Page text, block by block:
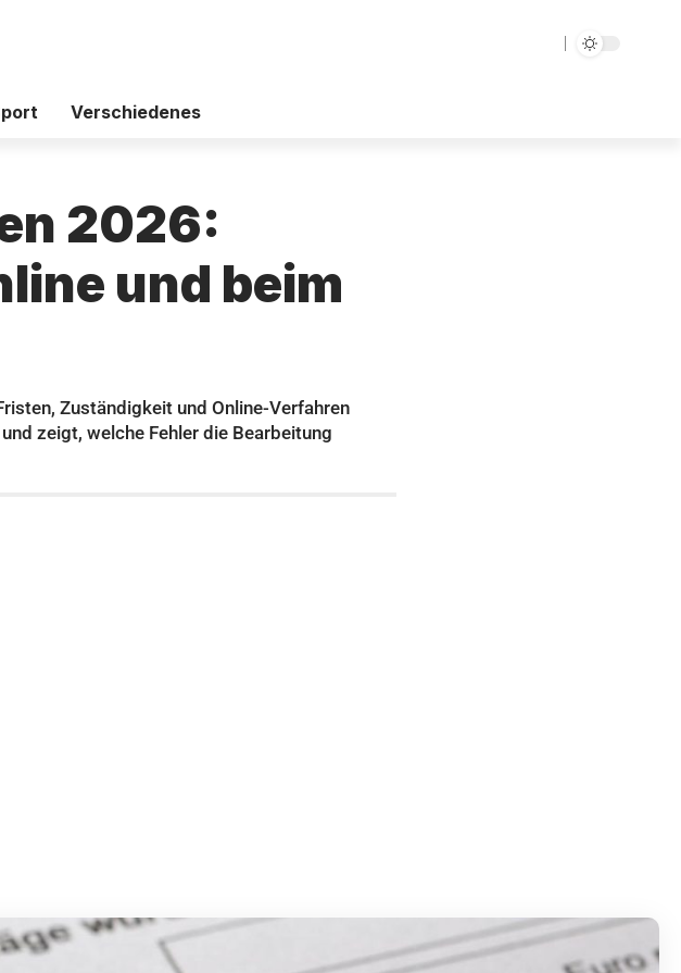
Verschiedenes
2026:
und beim
Zuständigkeit und Online-Verfahren
zeigt, welche Fehler die Bearbeitung